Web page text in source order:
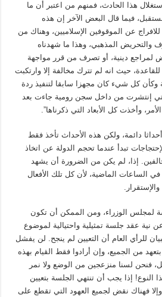
هذا الحادث، فمنهم من اعتبر أن ما
فيما قال البعض الآخر إن هذه
عن الموقوفين الإسلاميين، وهناك من
والتحريض المذهبي، وهذا ما شهدناه
لمراجع دينية، أو تصرف من قرر مواجهة
للقاعدة، حيث انه لم تترك مخالفة إلا وارتكبت
وكأن كل شيء كان مجهزا سابقا لتنفيذ ردة
إنتشرت من داخل سجن رومية جاءت بعد
دائمة، ولكن هذه الأحداث تأخذ فقط
تبدأ عندما تحجم الدولة عن اتخاذ
إذا، لم يكن من الضرورة أن يشهد
الساعات الماضية، لأن كل تلك الأفعال
والإستقرار.
لمجلس الوزراء، ومن الممكن أن تكون
نية عقد جلسة تمثيلية واحتيالية لموضوع
للرأي العام أن التعيين لم ينجح. لن يفشل
من الجميع، وإن أرادوا فقط القيام بهذه
فنحن لسنا منزعجين من الوضع ولا نمر
إذا يجب أن تنتهي الجلسة بتعيين
فهناك نقض لجميع العهود التي تقطع على